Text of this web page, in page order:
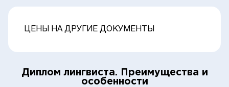
ЦЕНЫ НА ДРУГИЕ ДОКУМЕНТЫ
Диплом лингвиста. Преимущества и
особенности